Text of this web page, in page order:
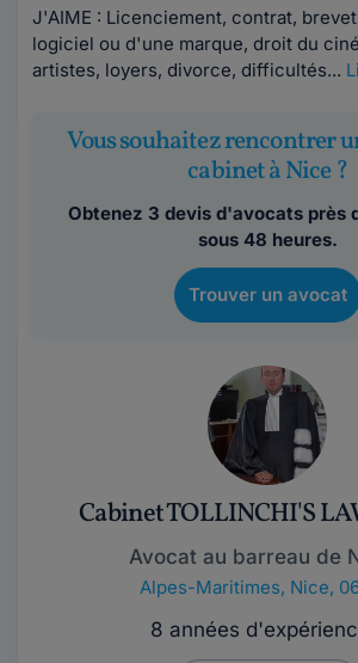
J'AIME : Licenciement, contrat,
logiciel ou d'une marque, droit du
artistes, loyers, divorce, difficultés...
Vous souhaitez rencontrer
cabinet à Nice ?
Obtenez 3 devis d'avocats près
sous 48 heures.
Trouver un avocat
Cabinet TOLLINCHI'S
Avocat au barreau de
Alpes-Maritimes, Nice,
8 années